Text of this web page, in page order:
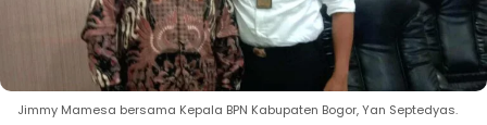
Jimmy Mamesa bersama Kepala BPN Kabupaten Bogor, Yan Septedyas.